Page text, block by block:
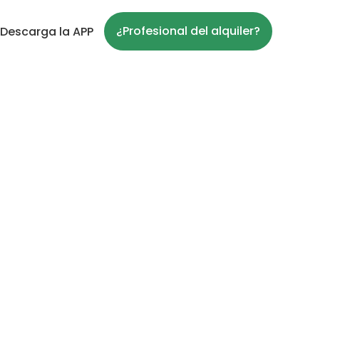
Descarga la APP ¿Profesional del alquiler?